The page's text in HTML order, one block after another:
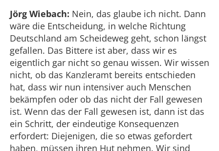
Jörg Wiebach: Nein, das glaube ich nicht. Dann
wäre die Entscheidung, in welche Richtung
Deutschland am Scheideweg geht, schon längst
gefallen. Das Bittere ist aber, dass wir es
eigentlich gar nicht so genau wissen. Wir wissen
nicht, ob das Kanzleramt bereits entschieden
hat, dass wir nun intensiver auch Menschen
bekämpfen oder ob das nicht der Fall gewesen
ist. Wenn das der Fall gewesen ist, dann ist das
ein Schritt, der eindeutige Konsequenzen
erfordert: Diejenigen, die so etwas gefordert
haben, müssen ihren Hut nehmen. Wir sind